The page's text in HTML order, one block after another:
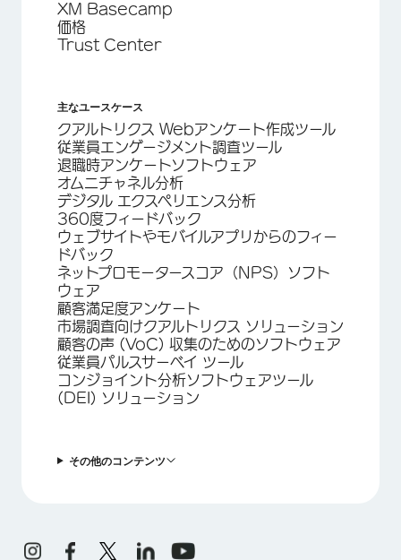
XM Basecamp
価格
Trust Center
主なユースケース
クアルトリクス Webアンケート作成ツール
従業員エンゲージメント調査ツール
退職時アンケートソフトウェア
オムニチャネル分析
デジタル エクスペリエンス分析
360度フィードバック
ウェブサイトやモバイルアプリからのフィー
ドバック
ネットプロモータースコア（NPS）ソフト
ウェア
顧客満足度アンケート
市場調査向けクアルトリクス ソリューション
顧客の声 (VoC) 収集のためのソフトウェア
従業員パルスサーベイ ツール
コンジョイント分析ソフトウェアツール
(DEI) ソリューション
その他のコンテンツ